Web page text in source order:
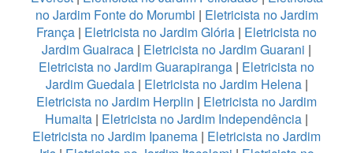
no Jardim Fonte do Morumbi | Eletricista no Jardim
França | Eletricista no Jardim Glória | Eletricista no
Jardim Guairaca | Eletricista no Jardim Guarani |
Eletricista no Jardim Guarapiranga | Eletricista no
Jardim Guedala| Eletricista no Jardim Helena|
Eletricista no Jardim Herplin | Eletricista no Jardim
Humaita | Eletricista no Jardim Independência |
Eletricista no Jardim Ipanema | Eletricista no Jardim